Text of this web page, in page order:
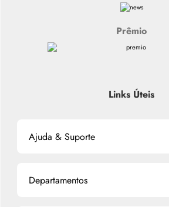
Prêmio
Links Úteis
Ajuda & Suporte
Política de Devolução
Departamentos